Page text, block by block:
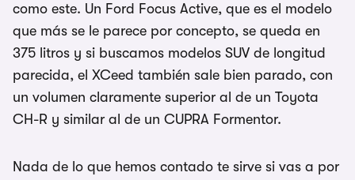
como este. Un Ford Focus Active, que es el modelo
que más se le parece por concepto, se queda en
375 litros y si buscamos modelos SUV de longitud
parecida, el XCeed también sale bien parado, con
un volumen claramente superior al de un Toyota
CH-R y similar al de un CUPRA Formentor.
Nada de lo que hemos contado te sirve si vas a por